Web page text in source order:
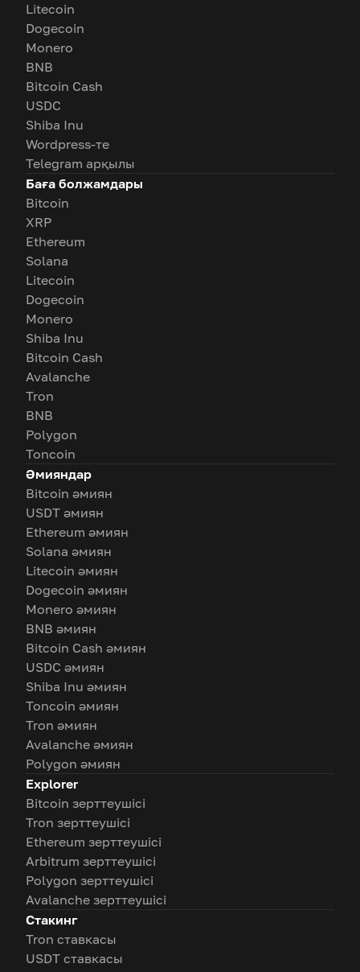
Litecoin
Dogecoin
Monero
BNB
Bitcoin Cash
USDC
Shiba Inu
Wordpress-те
Telegram арқылы
Баға болжамдары
Bitcoin
XRP
Ethereum
Solana
Litecoin
Dogecoin
Monero
Shiba Inu
Bitcoin Cash
Avalanche
Tron
BNB
Polygon
Toncoin
Әмияндар
Bitcoin әмиян
USDT әмиян
Ethereum әмиян
Solana әмиян
Litecoin әмиян
Dogecoin әмиян
Monero әмиян
BNB әмиян
Bitcoin Cash әмиян
USDC әмиян
Shiba Inu әмиян
Toncoin әмиян
Tron әмиян
Avalanche әмиян
Polygon әмиян
Explorer
Bitcoin зерттеушісі
Tron зерттеушісі
Ethereum зерттеушісі
Arbitrum зерттеушісі
Polygon зерттеушісі
Avalanche зерттеушісі
Стакинг
Tron ставкасы
USDT ставкасы